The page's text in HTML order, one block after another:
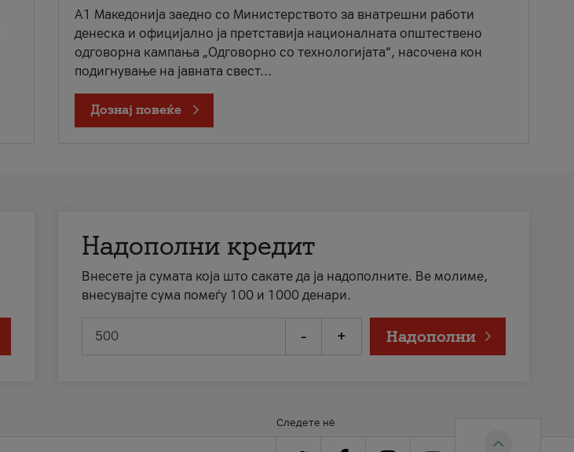
A1 Македонија заедно со Министерството за внатрешни работи
денеска и официјално ја претставија националната општествено
одговорна кампања „Одговорно со технологијата“, насочена кон
подигнување на јавната свест...
Дознај повеќе
Надополни кредит
Внесете ја сумата која што сакате да ја надополните. Ве молиме,
внесувајте сума помеѓу 100 и 1000 денари.
- + Надополни
Следете нè